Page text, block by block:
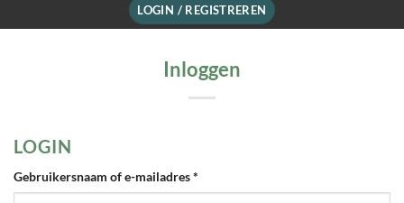
LOGIN / REGISTREREN
Inloggen
LOGIN
Gebruikersnaam of e-mailadres*